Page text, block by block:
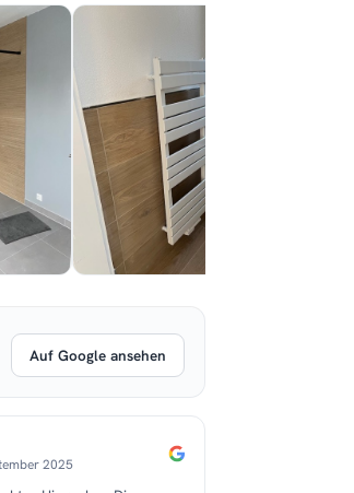
Auf Google ansehen
2025